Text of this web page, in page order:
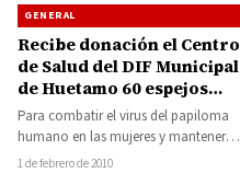
GENERAL
Recibe donación el Centro
de Salud del DIF Municipal
de Huetamo 60 espejos
vaginales
Para combatir el virus del papiloma
humano en las mujeres y mantener
una vida saludable el sistema DIF…
1 de febrero de 2010